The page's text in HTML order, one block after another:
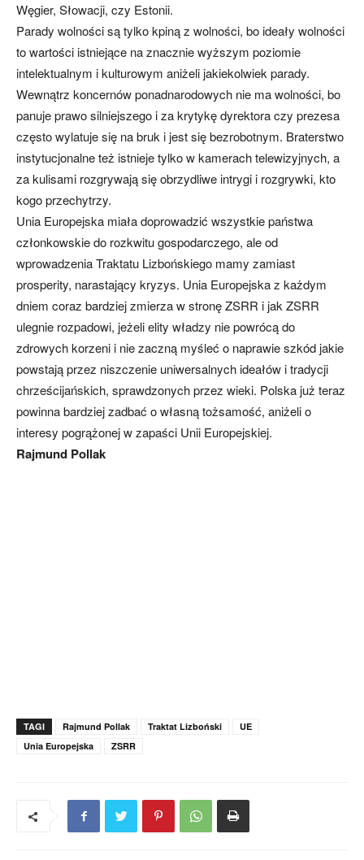
Węgier, Słowacji, czy Estonii.
Parady wolności są tylko kpiną z wolności, bo ideały wolności
to wartości istniejące na znacznie wyższym poziomie
intelektualnym i kulturowym aniżeli jakiekolwiek parady.
Wewnątrz koncernów ponadnarodowych nie ma wolności, bo
panuje prawo silniejszego i za krytykę dyrektora czy prezesa
często wylatuje się na bruk i jest się bezrobotnym. Braterstwo
instytucjonalne też istnieje tylko w kamerach telewizyjnych, a
za kulisami rozgrywają się obrzydliwe intrygi i rozgrywki, kto
kogo przechytrzy.
Unia Europejska miała doprowadzić wszystkie państwa
członkowskie do rozkwitu gospodarczego, ale od
wprowadzenia Traktatu Lizbońskiego mamy zamiast
prosperity, narastający kryzys. Unia Europejska z każdym
dniem coraz bardziej zmierza w stronę ZSRR i jak ZSRR
ulegnie rozpadowi, jeżeli elity władzy nie powrócą do
zdrowych korzeni i nie zaczną myśleć o naprawie szkód jakie
powstają przez niszczenie uniwersalnych ideałów i tradycji
chrześcijańskich, sprawdzonych przez wieki. Polska już teraz
powinna bardziej zadbać o własną tożsamość, aniżeli o
interesy pogrążonej w zapaści Unii Europejskiej.
Rajmund Pollak
TAGI Rajmund Pollak Traktat Lizboński
UE
Unia Europejska
ZSRR